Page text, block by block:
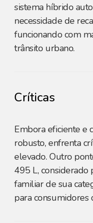
sistema híbrido
necessidade de
funcionando com
trânsito urbano.
Críticas
Embora eficiente e
robusto, enfrenta
elevado. Outro
495 L, considerado
familiar de sua
para consumidores